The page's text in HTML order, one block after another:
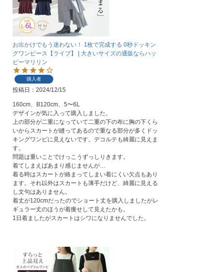
お出かけでもう迷わない！ 1枚で完成する 0秒ドッキン
グワンピース【ライブ】 | 大きいサイズの通販ならハッ
ピーマリリン
購入者
投稿日 2024/12/15
160cm、B120cm、5〜6L
デザインが気に入って購入しました。
上の部分が二重になっていて二重の下の布に胸の下くら
いからスカートが縫ってあるので重なる部分が多くドッ
キングワンピに見えないです。デコルテも綺麗に見えま
す。
問題は重いことでけっこうずっしりきます。
着てしまえばあまり感じませんが…
着る時はスカートが絡まってしまい着にくい欠点もあり
ます。それ以外はスカートも薄手だけど、綺麗に見える
し文句はありません。
着丈が120cmだったのでショート丈を購入しましたがレ
ギュラー丈のほうが着痩せして見えたかも。
1日着ましたがスカートはシワになりませんでした。